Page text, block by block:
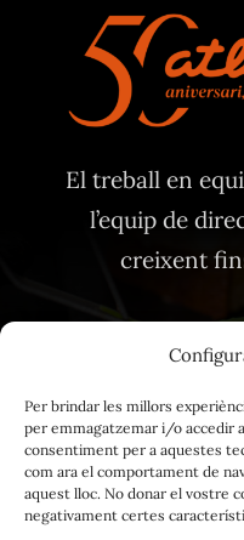
Per brindar les millors
per emmagatzemar i/o accedir
consentiment per a aquestes
com ara el comportament de
aquest lloc. No donar el vostre
negativament certes
El treball en
l’equip de
creixent